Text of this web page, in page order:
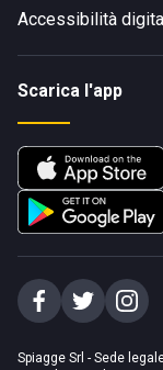
Accessibilità
Scarica l'app
Spiagge Srl - Sede